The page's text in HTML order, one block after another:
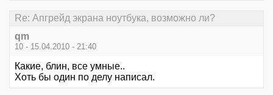
Re: Апгрейд экрана ноутбука, возможно ли?
qm
10 - 15.04.2010 - 21:40
Какие, блин, все умные..
Хоть бы один по делу написал.